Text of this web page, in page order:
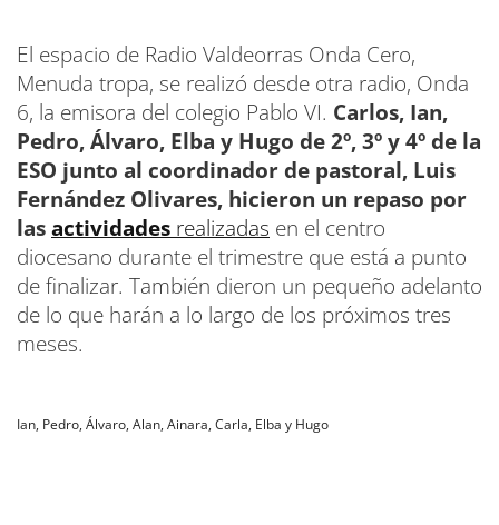
El espacio de Radio Valdeorras Onda Cero,
Menuda tropa, se realizó desde otra radio, Onda
6, la emisora del colegio Pablo VI. Carlos, Ian,
Pedro, Álvaro, Elba y Hugo de 2º, 3º y 4º de la
ESO junto al coordinador de pastoral, Luis
Fernández Olivares, hicieron un repaso por
lasactividades realizadas en el centro
diocesano durante el trimestre que está a punto
de finalizar. También dieron un pequeño adelanto
de lo que harán a lo largo de los próximos tres
meses.
Ian, Pedro, Álvaro, Alan, Ainara, Carla, Elba y Hugo